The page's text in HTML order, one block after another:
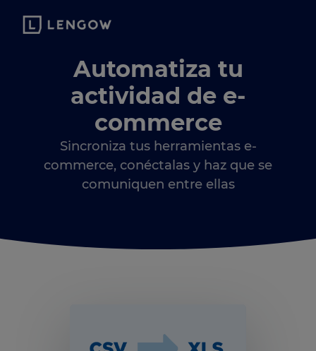
Automatiza tu
actividad de e-
commerce
Sincroniza tus herramientas e-
commerce, conéctalas y haz que se
comuniquen entre ellas